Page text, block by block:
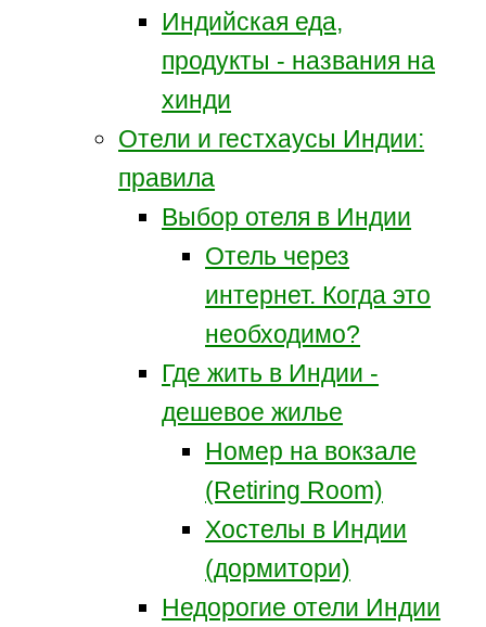
Индийская еда,
продукты - названия на
хинди
Отели и гестхаусы Индии:
правила
Выбор отеля в Индии
Отель через
интернет. Когда это
необходимо?
Где жить в Индии -
дешевое жилье
Номер на вокзале
(Retiring Room)
Хостелы в Индии
(дормитори)
Недорогие отели Индии